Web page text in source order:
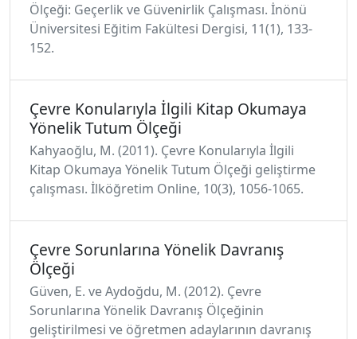
Ölçeği: Geçerlik ve Güvenirlik Çalışması. İnönü
Üniversitesi Eğitim Fakültesi Dergisi, 11(1), 133-
152.
Çevre Konularıyla İlgili Kitap Okumaya
Yönelik Tutum Ölçeği
Kahyaoğlu, M. (2011). Çevre Konularıyla İlgili
Kitap Okumaya Yönelik Tutum Ölçeği geliştirme
çalışması. İlköğretim Online, 10(3), 1056-1065.
Çevre Sorunlarına Yönelik Davranış
Ölçeği
Güven, E. ve Aydoğdu, M. (2012). Çevre
Sorunlarına Yönelik Davranış Ölçeğinin
geliştirilmesi ve öğretmen adaylarının davranış